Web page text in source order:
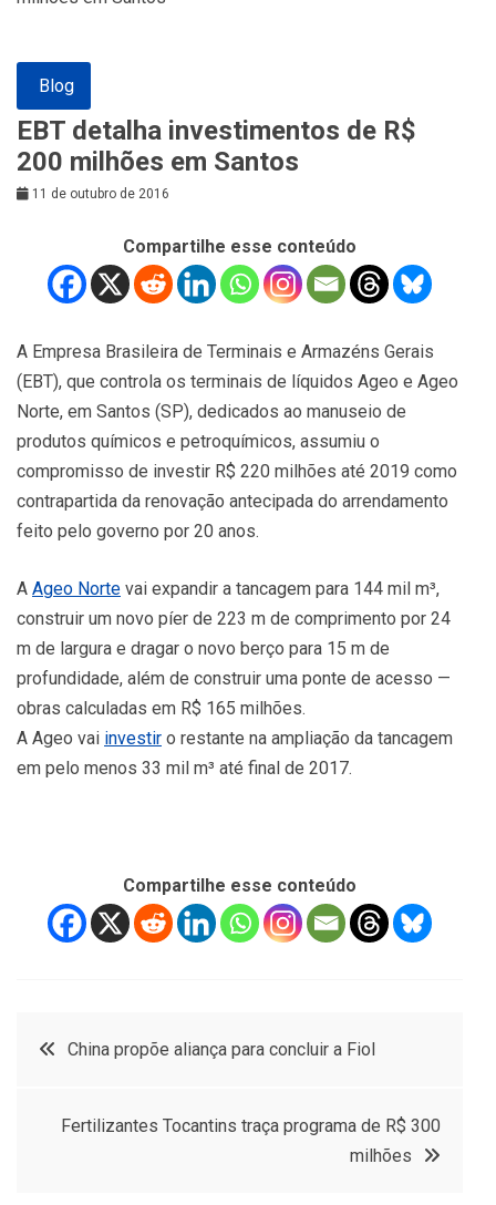
Blog
EBT detalha investimentos de R$
200 milhões em Santos
11 de outubro de 2016
Compartilhe esse conteúdo
A Empresa Brasileira de Terminais e Armazéns Gerais
(EBT), que controla os terminais de líquidos Ageo e Ageo
Norte, em Santos (SP), dedicados ao manuseio de
produtos químicos e petroquímicos, assumiu o
compromisso de investir R$ 220 milhões até 2019 como
contrapartida da renovação antecipada do arrendamento
feito pelo governo por 20 anos.
A Ageo Norte vai expandir a tancagem para 144 mil m³,
construir um novo píer de 223 m de comprimento por 24
m de largura e dragar o novo berço para 15 m de
profundidade, além de construir uma ponte de acesso —
obras calculadas em R$ 165 milhões.
A Ageo vai investir o restante na ampliação da tancagem
em pelo menos 33 mil m³ até final de 2017.
Compartilhe esse conteúdo
Navegação
China propõe aliança para concluir a Fiol
Fertilizantes Tocantins traça programa de R$ 300
milhões